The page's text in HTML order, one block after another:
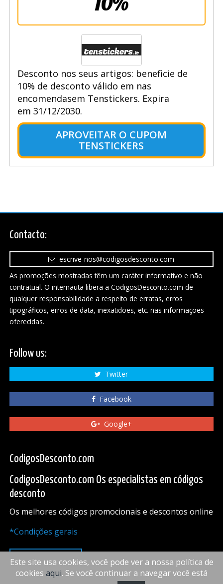
Desconto nos seus artigos: beneficie de
10% de desconto válido em nas
encomendasem Tenstickers. Expira
em 31/12/2030.
APROVEITAR O CUPOM
TENSTICKERS
Contacto:
escrive-nos@codigosdesconto.com
As promoções mostradas têm um caráter informativo e não
contratual. O internauta libera a CodigosDesconto.com de
qualquer responsabilidade a respeito de erratas, erros
tipográficos, erros de data, inexatidões, etc. nas informações
oferecidas.
Follow us:
Twitter
Facebook
Google+
CodigosDesconto.com
CodigosDesconto.com Os especialistas em códigos
desconto
Os melhores códigos promocionais e descontos online
*Condições gerais
PARA CIMA
Este site usa cookies, você pode ver a nossa política de
cookies aqui. Se você continuar a navegar você está